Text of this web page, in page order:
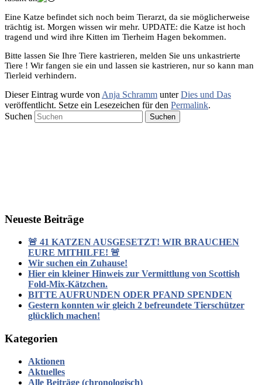
Eine Katze befindet sich noch beim Tierarzt, da sie möglicherweise
trächtig ist. Morgen wissen wir mehr. UPDATE: die Katze ist hoch
tragend und wird ihre Kitten im Tierheim Hagen bekommen.
Bitte lassen Sie Ihre Tiere kastrieren, melden Sie uns unkastrierte
Tiere ! Wir fangen sie ein und lassen sie kastrieren, nur so kann man
Tierleid verhindern.
Dieser Eintrag wurde von Anja Schramm unterDies und Das
veröffentlicht. Setze ein Lesezeichen für den Permalink.
Suchen
Neueste Beiträge
🚨 41 KATZEN AUSGESETZT! WIR BRAUCHEN
EURE MITHILFE! 🚨
Wir suchen ein Zuhause!
Hier ein kleiner Hinweis zur Vermittlung von Scottish
Fold-Mix-Kätzchen.
BITTE AUFRUNDEN ODER PFAND SPENDEN
Gestern konnten wir gleich 2 befreundete Tierschützer
glücklich machen!
Kategorien
Aktionen
Aktuelles
Alle Beiträge (chronologisch)